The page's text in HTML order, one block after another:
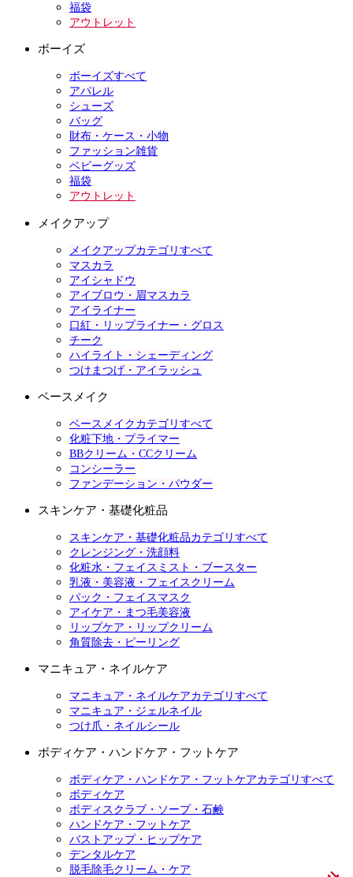
福袋
アウトレット
ボーイズ
ボーイズすべて
アパレル
シューズ
バッグ
財布・ケース・小物
ファッション雑貨
ベビーグッズ
福袋
アウトレット
メイクアップ
メイクアップカテゴリすべて
マスカラ
アイシャドウ
アイブロウ・眉マスカラ
アイライナー
口紅・リップライナー・グロス
チーク
ハイライト・シェーディング
つけまつげ・アイラッシュ
ベースメイク
ベースメイクカテゴリすべて
化粧下地・プライマー
BBクリーム・CCクリーム
コンシーラー
ファンデーション・パウダー
スキンケア・基礎化粧品
スキンケア・基礎化粧品カテゴリすべて
クレンジング・洗顔料
化粧水・フェイスミスト・ブースター
乳液・美容液・フェイスクリーム
パック・フェイスマスク
アイケア・まつ毛美容液
リップケア・リップクリーム
角質除去・ピーリング
マニキュア・ネイルケア
マニキュア・ネイルケアカテゴリすべて
マニキュア・ジェルネイル
つけ爪・ネイルシール
ボディケア・ハンドケア・フットケア
ボディケア・ハンドケア・フットケアカテゴリすべて
ボディケア
ボディスクラブ・ソープ・石鹸
ハンドケア・フットケア
バストアップ・ヒップケア
デンタルケア
脱毛除毛クリーム・ケア